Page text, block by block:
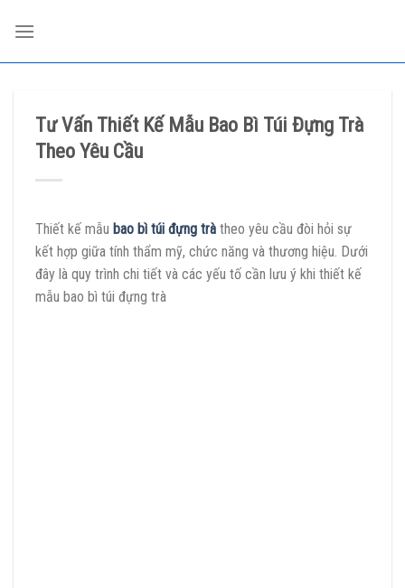
Tư Vấn Thiết Kế Mẫu Bao Bì Túi Đựng Trà
Theo Yêu Cầu
Thiết kế mẫu bao bì túi đựng trà theo yêu cầu đòi hỏi sự
kết hợp giữa tính thẩm mỹ, chức năng và thương hiệu. Dưới
đây là quy trình chi tiết và các yếu tố cần lưu ý khi thiết kế
mẫu bao bì túi đựng trà